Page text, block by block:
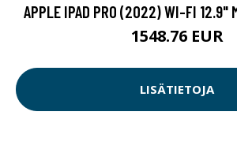
APPLE IPAD PRO (2022) WI-FI 12.9"
1548.76 EUR
LISÄTIETOJA